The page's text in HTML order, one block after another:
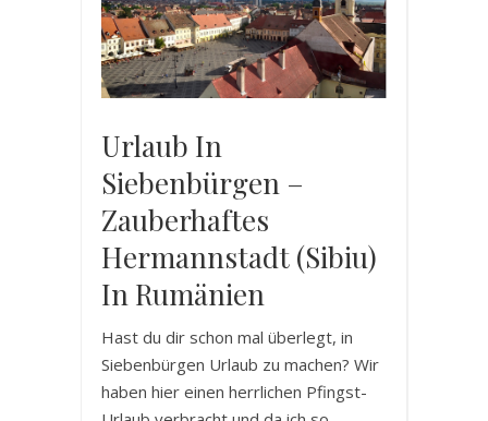
Urlaub In
Siebenbürgen –
Zauberhaftes
Hermannstadt (Sibiu)
In Rumänien
Hast du dir schon mal überlegt, in
Siebenbürgen Urlaub zu machen? Wir
haben hier einen herrlichen Pfingst-